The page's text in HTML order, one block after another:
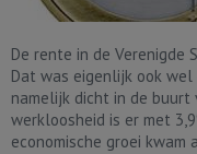
De rente in de Verenigde
Dat was eigenlijk ook
namelijk dicht in de buurt
werkloosheid is er met
economische groei